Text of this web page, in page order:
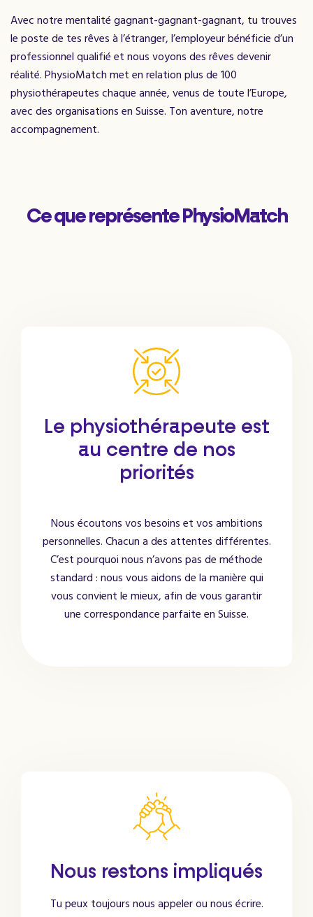
Avec notre mentalité gagnant-gagnant-gagnant, tu trouves
le poste de tes rêves à l’étranger, l’employeur bénéficie d’un
professionnel qualifié et nous voyons des rêves devenir
réalité. PhysioMatch met en relation plus de 100
physiothérapeutes chaque année, venus de toute l’Europe,
avec des organisations en Suisse. Ton aventure, notre
accompagnement.
Ce que représente PhysioMatch
Le physiothérapeute est
au centre de nos
priorités
Nous écoutons vos besoins et vos ambitions
personnelles. Chacun a des attentes différentes.
C’est pourquoi nous n’avons pas de méthode
standard : nous vous aidons de la manière qui
vous convient le mieux, afin de vous garantir
une correspondance parfaite en Suisse.
Nous restons impliqués
Tu peux toujours nous appeler ou nous écrire.